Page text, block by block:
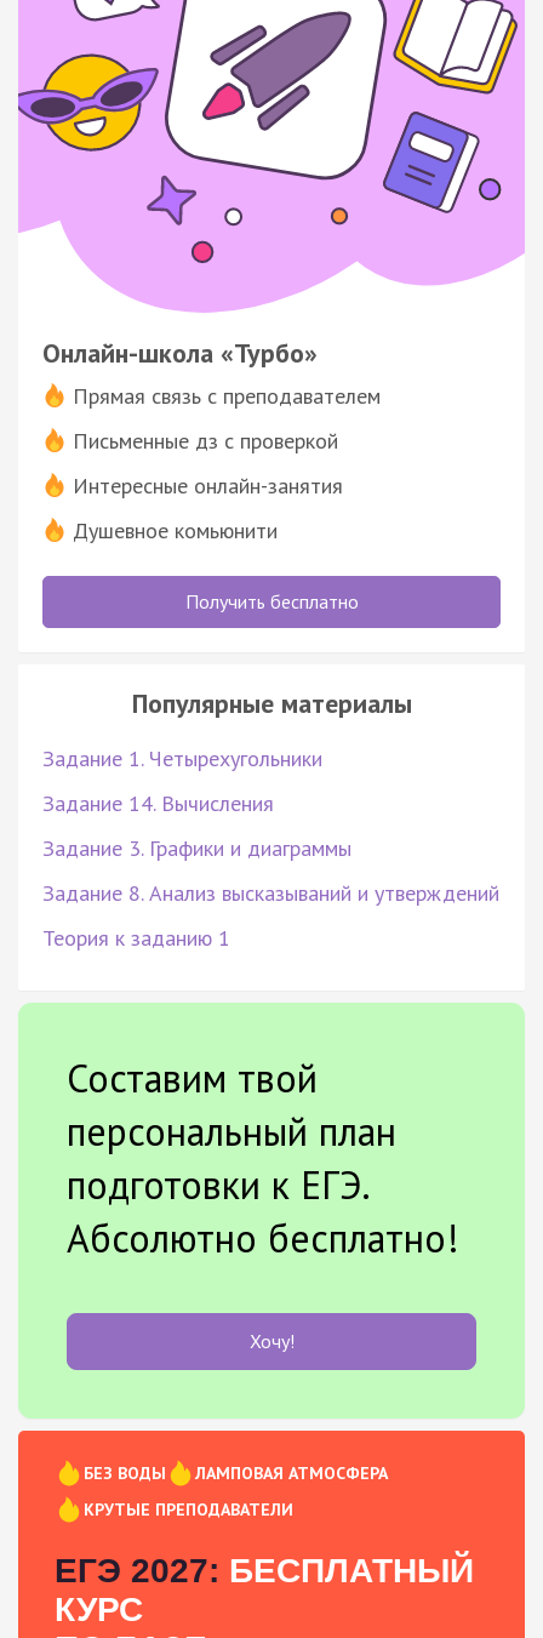
Онлайн-школа «Турбо»
Прямая связь с преподавателем
Письменные дз с проверкой
Интересные онлайн-занятия
Душевное комьюнити
Получить бесплатно
Популярные материалы
Задание 1. Четырехугольники
Задание 14. Вычисления
Задание 3. Графики и диаграммы
Задание 8. Анализ высказываний и утверждений
Теория к заданию 1
Составим твой
персональный план
подготовки к ЕГЭ.
Абсолютно бесплатно!
Хочу!
БЕЗ ВОДЫ
ЛАМПОВАЯ АТМОСФЕРА
КРУТЫЕ ПРЕПОДАВАТЕЛИ
ЕГЭ 2027: БЕСПЛАТНЫЙ
КУРС